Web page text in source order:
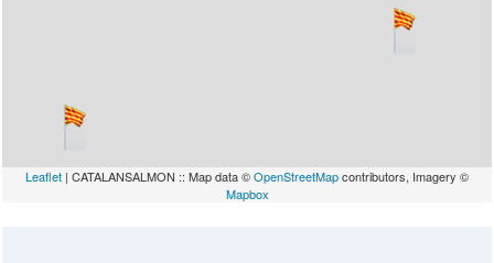
Leaflet | CATALANSALMON :: Map data ©OpenStreetMapcontributors, Imagery ©
Mapbox